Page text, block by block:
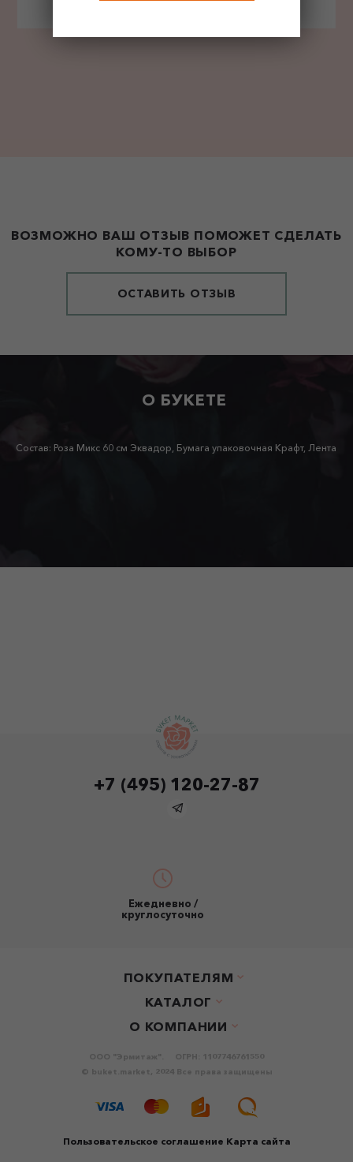
ВОЗМОЖНО ВАШ ОТЗЫВ ПОМОЖЕТ СДЕЛАТЬ
КОМУ-ТО ВЫБОР
ОСТАВИТЬ ОТЗЫВ
О БУКЕТЕ
Состав: Роза Микс 60 см Эквадор, Бумага упаковочная Крафт, Лента
+7 (495) 120-27-87
Ежедневно /
круглосуточно
ПОКУПАТЕЛЯМ
КАТАЛОГ
О КОМПАНИИ
Пользовательское соглашение Карта сайта
ООО "Эрмитаж".
ОГРН: 1107746761550
© buket.market, 2024 Все права защищены